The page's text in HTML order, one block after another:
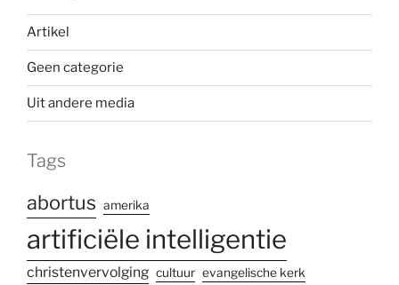
Artikel
Geen categorie
Uit andere media
Tags
abortus amerika
artificiële intelligentie
christenvervolging cultuur evangelische kerk